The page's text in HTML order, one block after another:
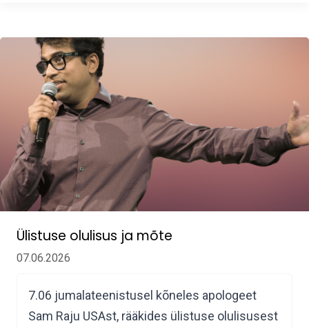
Ülistuse olulisus ja mõte
07.06.2026
7.06 jumalateenistusel kõneles apologeet
Sam Raju USAst, rääkides ülistuse olulisusest